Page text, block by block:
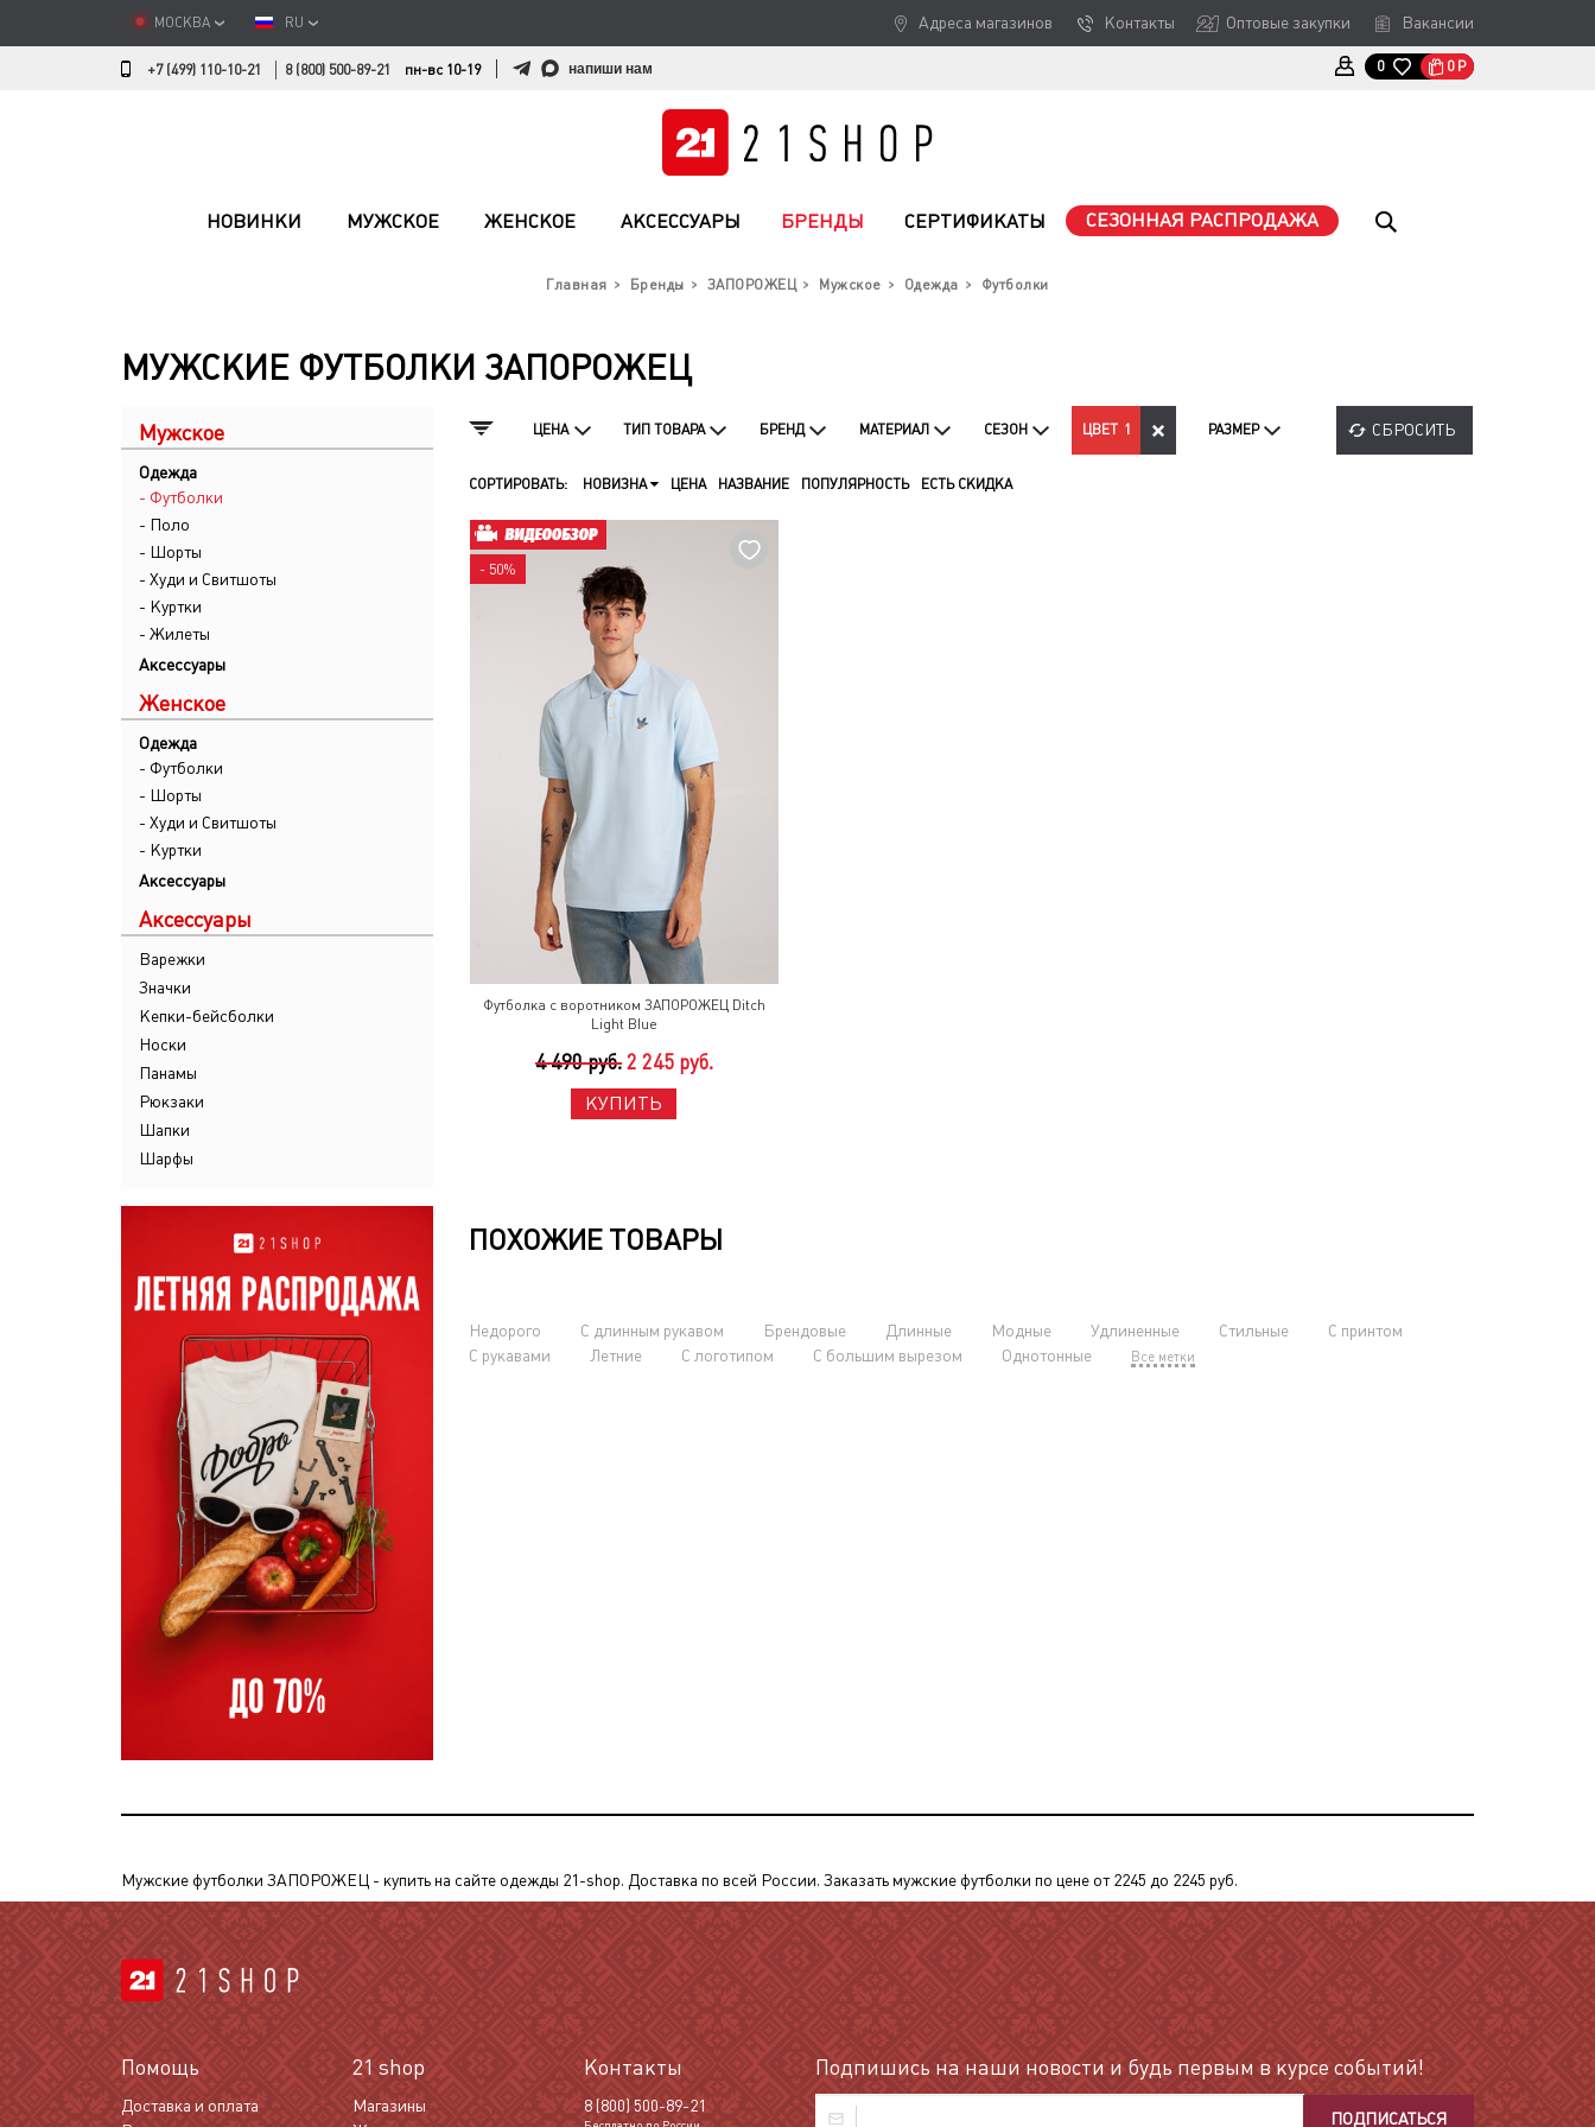
МОСКВА RU Адреса магазинов Контакты Оптовые закупки Вакансии
+7 (499) 110-10-21 8 (800) 500-89-21 пн-вс 10-19 напиши нам 0 0 Р
НОВИНКИ МУЖСКОЕ ЖЕНСКОЕ АКСЕССУАРЫ БРЕНДЫ СЕРТИФИКАТЫ СЕЗОННАЯ РАСПРОДАЖА
Главная Бренды ЗАПОРОЖЕЦ Мужское Одежда Футболки
МУЖСКИЕ ФУТБОЛКИ ЗАПОРОЖЕЦ
Мужское
Одежда
- Футболки
- Поло
- Шорты
- Худи и Свитшоты
- Куртки
- Жилеты
Аксессуары
Женское
Одежда
- Футболки
- Шорты
- Худи и Свитшоты
- Куртки
Аксессуары
Аксессуары
Варежки
Значки
Кепки-бейсболки
Носки
Панамы
Рюкзаки
Шапки
Шарфы
ЦЕНА ТИП ТОВАРА БРЕНД МАТЕРИАЛ СЕЗОН ЦВЕТ 1 РАЗМЕР СБРОСИТЬ
СОРТИРОВАТЬ: НОВИЗНА ЦЕНА НАЗВАНИЕ ПОПУЛЯРНОСТЬ ЕСТЬ СКИДКА
- 50%
Футболка с воротником ЗАПОРОЖЕЦ Ditch
Light Blue
4 490 руб. 2 245 руб.
КУПИТЬ
ПОХОЖИЕ ТОВАРЫ
Недорого С длинным рукавом Брендовые Длинные Модные Удлиненные Стильные
С принтом
С рукавами
Летние С логотипом С большим вырезом Однотонные Все метки
Мужские футболки ЗАПОРОЖЕЦ - купить на сайте одежды 21-shop. Доставка по всей России. Заказать мужские футболки по цене от 2245 до 2245 руб.
Подпишись на наши новости и будь первым в курсе событий!
ПОДПИСАТЬСЯ
21 shop
Магазины
Помощь
Доставка и оплата
Контакты
8 (800) 500-89-21